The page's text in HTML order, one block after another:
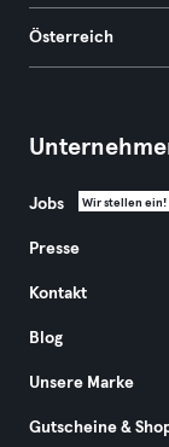
Österreich
Jobs Wir stellen ein!
Presse
Kontakt
Blog
Unsere Marke
Gutscheine &